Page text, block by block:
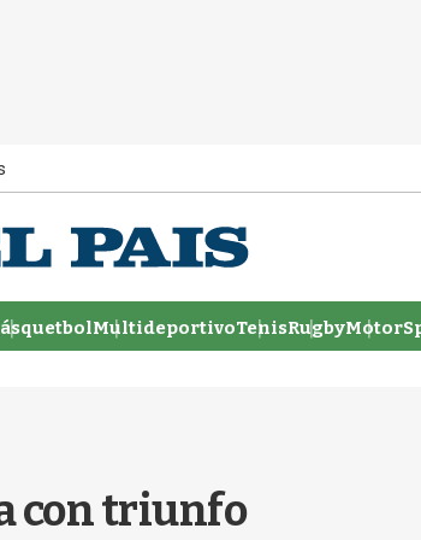
MultideportivoTenisRugby
con triunfo